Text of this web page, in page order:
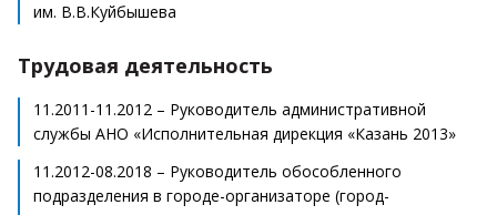
им. В.В.Куйбышева
Трудовая деятельность
11.2011-11.2012 – Руководитель административной
службы АНО «Исполнительная дирекция «Казань 2013»
11.2012-08.2018 – Руководитель обособленного
подразделения в городе-организаторе (город-